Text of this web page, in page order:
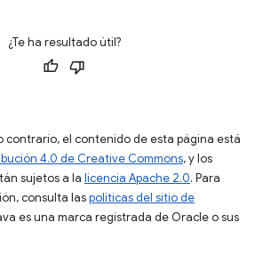
¿Te ha resultado útil?
contrario, el contenido de esta página está
4.0 de Creative Commons, y los
sujetos a la licencia Apache 2.0. Para
consulta laspolíticas del sitio de
es una marca registrada de Oracle o sus